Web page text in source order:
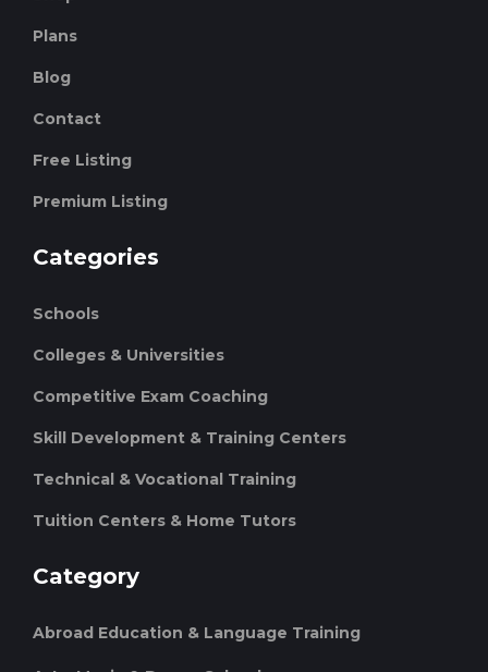
Plans
Blog
Contact
Free Listing
Premium Listing
Categories
Schools
Colleges & Universities
Competitive Exam Coaching
Skill Development & Training Centers
Technical & Vocational Training
Tuition Centers & Home Tutors
Category
Abroad Education & Language Training